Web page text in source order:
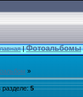
|Фотоальбомы
»
разделе:5